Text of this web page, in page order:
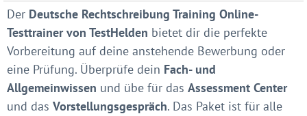
Der Deutsche Rechtschreibung Training Online-
Testtrainer von TestHelden bietet dir die perfekte
Vorbereitung auf deine anstehende Bewerbung oder
eine Prüfung. Überprüfe dein Fach- und
Allgemeinwissen und übe für das Assessment Center
und das Vorstellungsgespräch. Das Paket ist für alle